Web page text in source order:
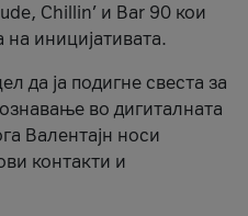
Chillin’ и Bar 90 кои
иницијативата.
да ја подигне свеста за
во дигиталната
Валентајн носи
контакти и